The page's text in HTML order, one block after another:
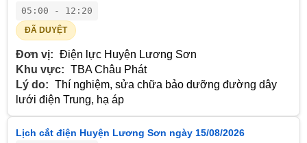
05:00 - 12:20
ĐÃ DUYỆT
Đơn vị: Điện lực Huyện Lương Sơn
Khu vực: TBA Châu Phát
Lý do: Thí nghiệm, sửa chữa bảo dưỡng đường dây
lưới điện Trung, hạ áp
Lịch cắt điện Huyện Lương Sơn ngày 15/08/2026